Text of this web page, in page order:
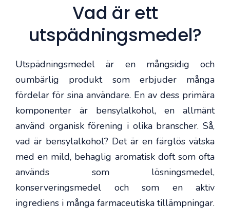
Vad är ett
utspädningsmedel?
Utspädningsmedel är en mångsidig och
oumbärlig produkt som erbjuder många
fördelar för sina användare. En av dess primära
komponenter är bensylalkohol, en allmänt
använd organisk förening i olika branscher. Så,
vad är bensylalkohol? Det är en färglös vätska
med en mild, behaglig aromatisk doft som ofta
används som lösningsmedel,
konserveringsmedel och som en aktiv
ingrediens i många farmaceutiska tillämpningar.